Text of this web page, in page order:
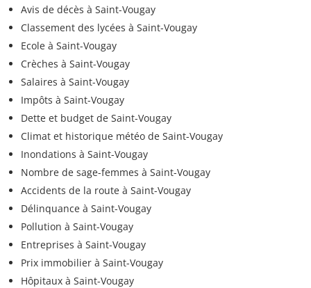
Avis de décès à Saint-Vougay
Classement des lycées à Saint-Vougay
Ecole à Saint-Vougay
Crèches à Saint-Vougay
Salaires à Saint-Vougay
Impôts à Saint-Vougay
Dette et budget de Saint-Vougay
Climat et historique météo de Saint-Vougay
Inondations à Saint-Vougay
Nombre de sage-femmes à Saint-Vougay
Accidents de la route à Saint-Vougay
Délinquance à Saint-Vougay
Pollution à Saint-Vougay
Entreprises à Saint-Vougay
Prix immobilier à Saint-Vougay
Hôpitaux à Saint-Vougay